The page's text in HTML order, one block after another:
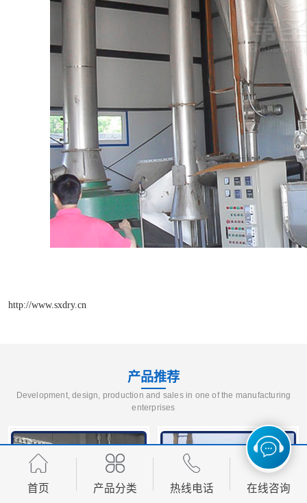
http://www.sxdry.cn
产品推荐
Development, design, production and sales in one of the manufacturing
enterprises
首页 产品分类 热线电话 在线咨询